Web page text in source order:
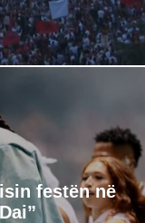
festën në